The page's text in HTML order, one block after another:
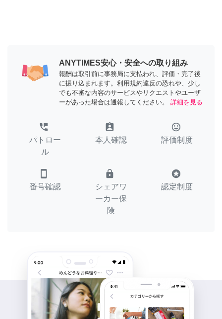
ANYTIMES安心・安全への取り組み
報酬は取引前に事務局に支払われ、評価・完了後
に振り込まれます。利用規約違反の恐れや、少し
でも不審な内容のサービスやリクエストやユーザ
ーがあった場合は通報してください。
詳細を見る
perm_phone_msg
パトロー
ル
assignment_ind
本人確認
tag_faces
評価制度
smartphone
番号確認
lock
シェアワ
ーカー保
険
stars
認定制度